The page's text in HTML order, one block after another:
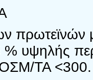
% υψηλής
ΤΑ <300.